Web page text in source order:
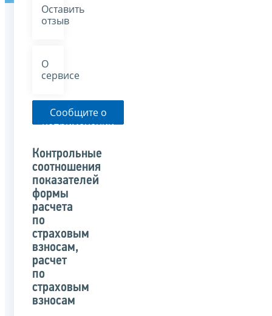
Оставить
отзыв
О
сервисе
Сообщите о
неприменении
органом
указанного
письма
Контрольные
соотношения
показателей
формы
расчета
по
страховым
взносам,
расчет
по
страховым
взносам